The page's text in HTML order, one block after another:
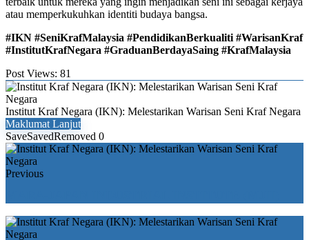
atau memperkukuhkan identiti budaya bangsa.
#IKN #SeniKrafMalaysia #PendidikanBerkualiti #WarisanKraf
#InstitutKrafNegara #GraduanBerdayaSaing #KrafMalaysia
Post Views: 81
Institut Kraf Negara (IKN): Melestarikan Warisan Seni Kraf Negara
Maklumat Lanjut
SaveSavedRemoved 0
Previous